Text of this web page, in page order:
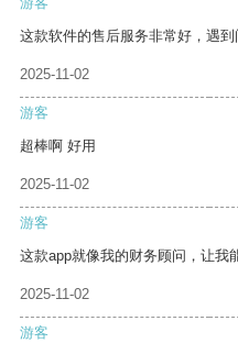
这款软件的售后服务非常好，遇到
2025-11-02
游客
超棒啊 好用
2025-11-02
游客
这款app就像我的财务顾问，让我
2025-11-02
游客